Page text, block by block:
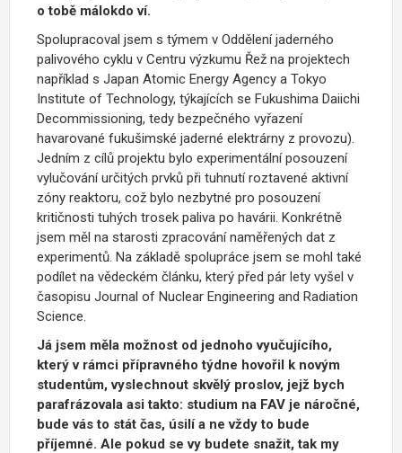
o tobě málokdo ví.
Spolupracoval jsem s týmem v Oddělení jaderného
palivového cyklu v Centru výzkumu Řež na projektech
například s Japan Atomic Energy Agency a Tokyo
Institute of Technology, týkajících se Fukushima Daiichi
Decommissioning, tedy bezpečného vyřazení
havarované fukušimské jaderné elektrárny z provozu).
Jedním z cílů projektu bylo experimentální posouzení
vylučování určitých prvků při tuhnutí roztavené aktivní
zóny reaktoru, což bylo nezbytné pro posouzení
kritičnosti tuhých trosek paliva po havárii. Konkrétně
jsem měl na starosti zpracování naměřených dat z
experimentů. Na základě spolupráce jsem se mohl také
podílet na vědeckém článku, který před pár lety vyšel v
časopisu Journal of Nuclear Engineering and Radiation
Science.
Já jsem měla možnost od jednoho vyučujícího,
který v rámci přípravného týdne hovořil k novým
studentům, vyslechnout skvělý proslov, jejž bych
parafrázovala asi takto: studium na FAV je náročné,
bude vás to stát čas, úsilí a ne vždy to bude
příjemné. Ale pokud se vy budete snažit, tak my